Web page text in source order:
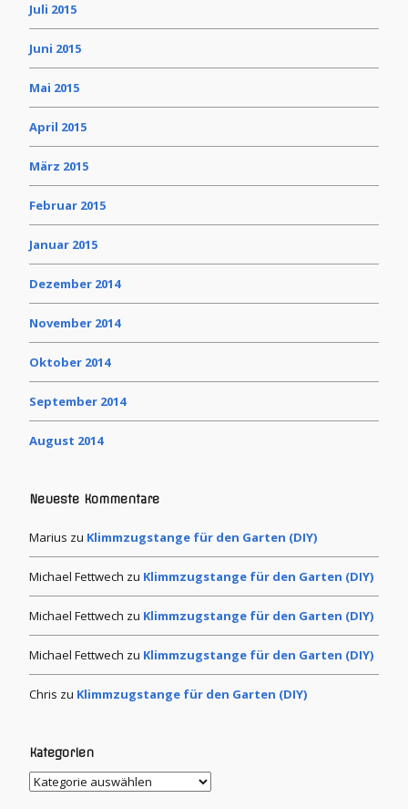
Juli 2015
Juni 2015
Mai 2015
April 2015
März 2015
Februar 2015
Januar 2015
Dezember 2014
November 2014
Oktober 2014
September 2014
August 2014
Neueste Kommentare
Marius zu Klimmzugstange für den Garten (DIY)
Michael Fettwech zu Klimmzugstange für den Garten (DIY)
Michael Fettwech zu Klimmzugstange für den Garten (DIY)
Michael Fettwech zu Klimmzugstange für den Garten (DIY)
Chris zu Klimmzugstange für den Garten (DIY)
Kategorien